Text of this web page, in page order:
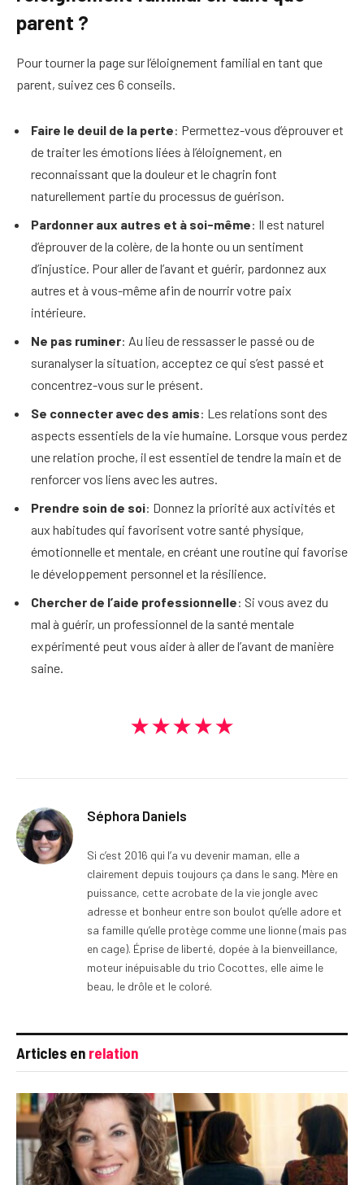
parent ?
Pour tourner la page sur l’éloignement familial en tant que
parent, suivez ces 6 conseils.
Faire le deuil de la perte: Permettez-vous d’éprouver et
de traiter les émotions liées à l’éloignement, en
reconnaissant que la douleur et le chagrin font
naturellement partie du processus de guérison.
Pardonner aux autres et à soi-même: Il est naturel
d’éprouver de la colère, de la honte ou un sentiment
d’injustice. Pour aller de l’avant et guérir, pardonnez aux
autres et à vous-même afin de nourrir votre paix
intérieure.
Ne pas ruminer: Au lieu de ressasser le passé ou de
suranalyser la situation, acceptez ce qui s’est passé et
concentrez-vous sur le présent.
Se connecter avec des amis: Les relations sont des
aspects essentiels de la vie humaine. Lorsque vous perdez
une relation proche, il est essentiel de tendre la main et de
renforcer vos liens avec les autres.
Prendre soin de soi: Donnez la priorité aux activités et
aux habitudes qui favorisent votre santé physique,
émotionnelle et mentale, en créant une routine qui favorise
le développement personnel et la résilience.
Chercher de l’aide professionnelle: Si vous avez du
mal à guérir, un professionnel de la santé mentale
expérimenté peut vous aider à aller de l’avant de manière
saine.
★★★★★
Séphora Daniels
Si c’est 2016 qui l’a vu devenir maman, elle a
clairement depuis toujours ça dans le sang. Mère en
puissance, cette acrobate de la vie jongle avec
adresse et bonheur entre son boulot qu’elle adore et
sa famille qu’elle protège comme une lionne (mais pas
en cage). Éprise de liberté, dopée à la bienveillance,
moteur inépuisable du trio Cocottes, elle aime le
beau, le drôle et le coloré.
Articles en relation